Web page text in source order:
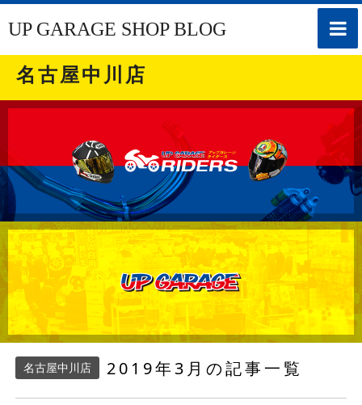
toggle
UP GARAGE SHOP BLOG
名古屋中川店
名古屋中川店 2019年3月の記事一覧